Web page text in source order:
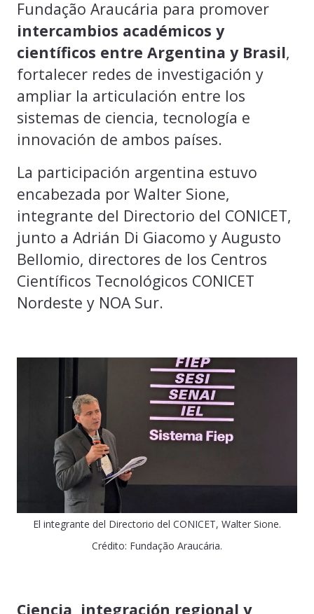
Fundação Araucária para promover
intercambios académicos y
científicos entre Argentina y Brasil,
fortalecer redes de investigación y
ampliar la articulación entre los
sistemas de ciencia, tecnología e
innovación de ambos países.
La participación argentina estuvo
encabezada por Walter Sione,
integrante del Directorio del CONICET,
junto a Adrián Di Giacomo y Augusto
Bellomio, directores de los Centros
Científicos Tecnológicos CONICET
Nordeste y NOA Sur.
El integrante del Directorio del CONICET, Walter Sione.
Crédito: Fundação Araucária.
Ciencia, integración regional y